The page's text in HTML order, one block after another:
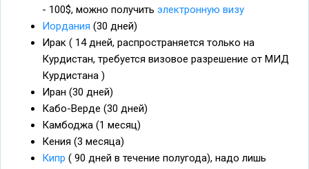
- 100$, можно получить электронную визу
Иордания (30 дней)
Ирак ( 14 дней, распространяется только на
Курдистан, требуется визовое разрешение от МИД
Курдистана )
Иран (30 дней)
Кабо-Верде (30 дней)
Камбоджа (1 месяц)
Кения (3 месяца)
Кипр ( 90 дней в течение полугода), надо лишь